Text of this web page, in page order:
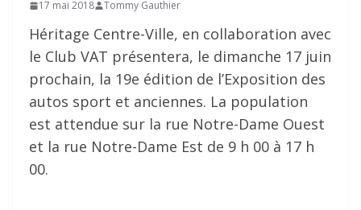
17 mai 2018 Tommy Gauthier
Héritage Centre-Ville, en collaboration avec
le Club VAT présentera, le dimanche 17 juin
prochain, la 19e édition de l’Exposition des
autos sport et anciennes. La population
est attendue sur la rue Notre-Dame Ouest
et la rue Notre-Dame Est de 9 h 00 à 17 h
00.